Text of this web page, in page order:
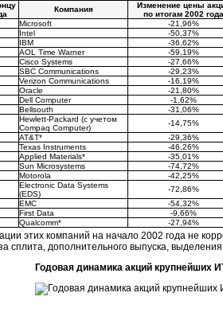
Компания
Изменение цены
по итогам 2002 года
Microsoft -21,96%
Intel -50,37%
IBM -36,62%
AOL Time Warner -59,19%
Cisco Systems -27,66%
SBC Communications -29,23%
Verizon Communications -16,19%
Oracle -21,80%
Dell Computer -1,62%
Bellsouth -31,06%
Hewlett-Packard (с учетом
Compaq Computer)
-14,75%
AT&T* -29,36%
Texas Instruments -46,26%
Applied Materials* -35,01%
Sun Microsystems -74,72%
Motorola -42,25%
Electronic Data Systems
(EDS)
-72,86%
EMC -54,32%
First Data -9,66%
Qualcomm* -27,94%
этих компаний на начало 2002 года не
сплита, дополнительного выпуска,
Годовая динамика акций крупнейших